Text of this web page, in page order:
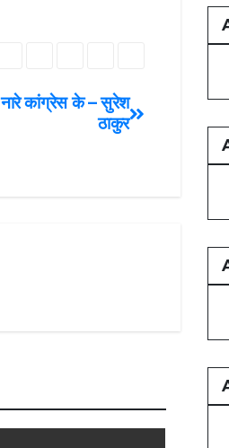
नारे कांग्रेस के – सुरेश
ठाकुर